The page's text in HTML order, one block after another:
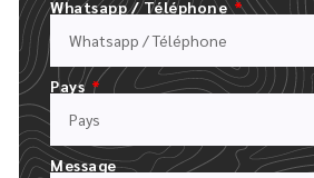
simples ou une broderie
une phrase ou un graphique),
les associer facilement à des
décontractées.
Whatsapp / Téléphone
Pays
Message